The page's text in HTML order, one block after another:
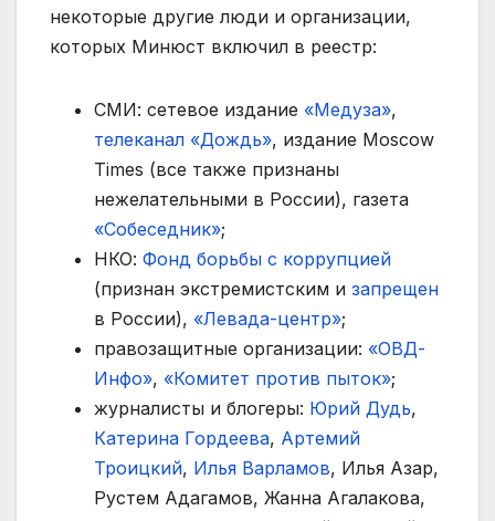
некоторые другие люди и организации,
которых Минюст включил в реестр:
СМИ: сетевое издание «Медуза»,
телеканал «Дождь», издание Moscow
Times (все также признаны
нежелательными в России), газета
«Собеседник»;
НКО: Фонд борьбы с коррупцией
(признан экстремистским и запрещен
в России), «Левада-центр»;
правозащитные организации: «ОВД-
Инфо», «Комитет против пыток»;
журналисты и блогеры: Юрий Дудь,
Катерина Гордеева, Артемий
Троицкий, Илья Варламов, Илья Азар,
Рустем Адагамов, Жанна Агалакова,